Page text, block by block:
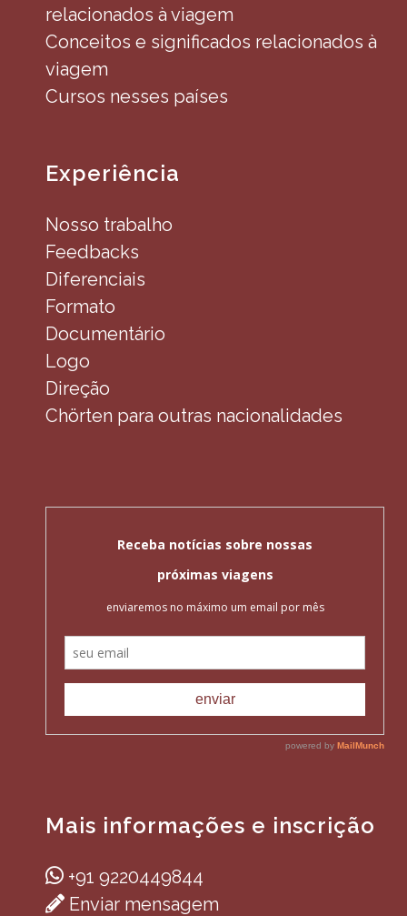
relacionados à viagem
Conceitos e significados relacionados à
viagem
Cursos nesses países
Experiência
Nosso trabalho
Feedbacks
Diferenciais
Formato
Documentário
Logo
Direção
Chörten para outras nacionalidades
Mais informações e inscrição
+91 9220449844
Enviar mensagem